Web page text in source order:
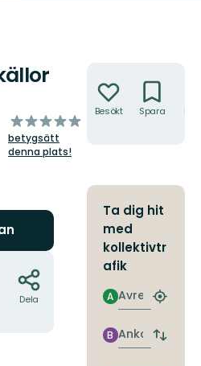
av
5
stjärnor
betygsätt
denna plats!
Dela
Besökt Spara
Ta dig hit
med
kollektivtr
afik
Avresa
A
Hitta
Ankomst
B
Byt